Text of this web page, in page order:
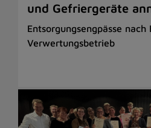
und Gefriergeräte
Entsorgungsengpässe
Verwertungsbetrieb